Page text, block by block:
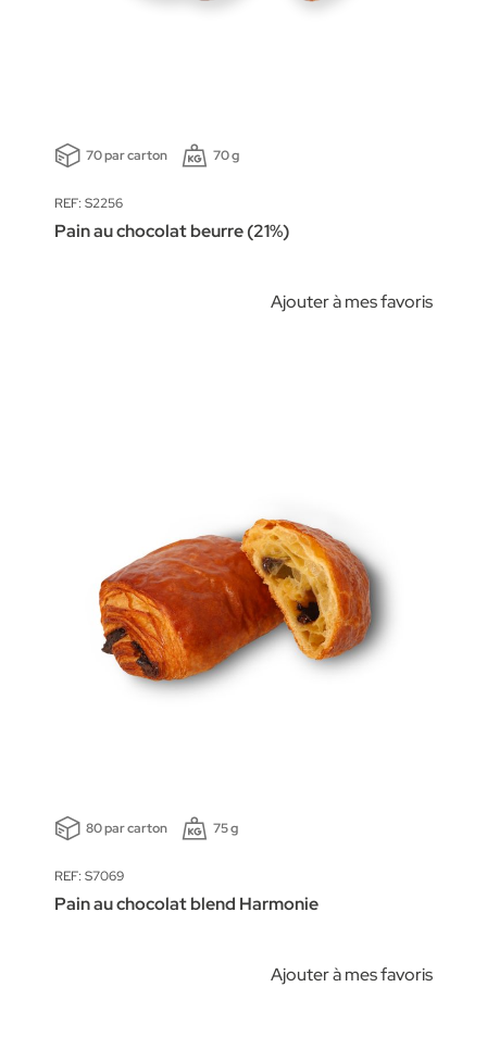
70 par carton 70 g
REF: S2256
Pain au chocolat beurre (21%)
Ajouter à mes favoris
80 par carton 75 g
REF: S7069
Pain au chocolat blend Harmonie
Ajouter à mes favoris